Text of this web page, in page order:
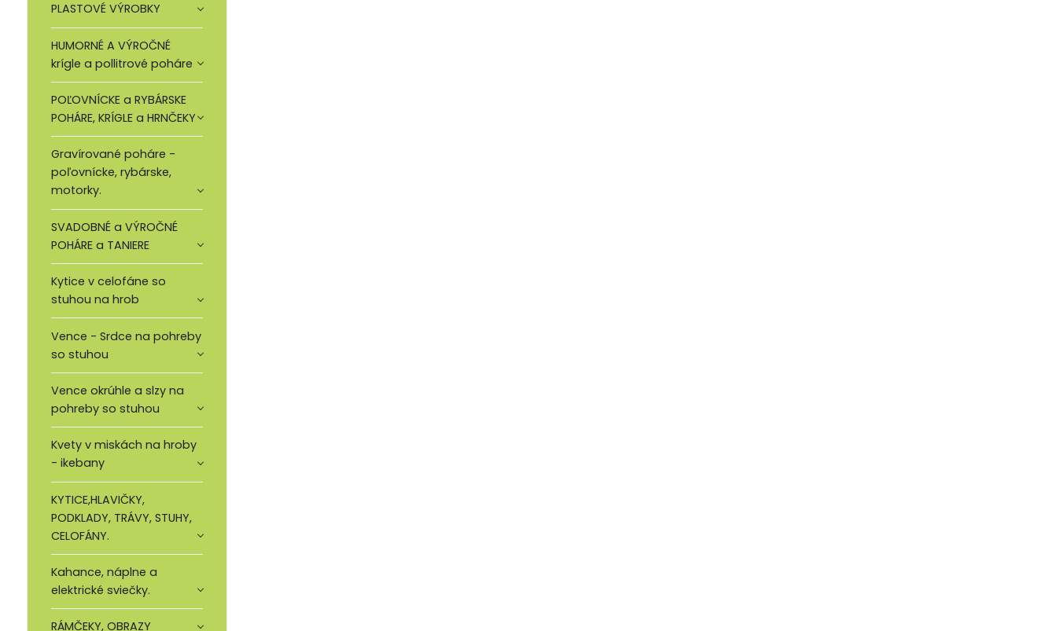
PLASTOVÉ VÝROBKY
HUMORNÉ A VÝROČNÉ
krígle a pollitrové poháre
POĽOVNÍCKE a RYBÁRSKE
POHÁRE, KRÍGLE a HRNČEKY
Gravírované poháre -
poľovnícke, rybárske,
motorky.
SVADOBNÉ a VÝROČNÉ
POHÁRE a TANIERE
Kytice v celofáne so
stuhou na hrob
Vence - Srdce na pohreby
so stuhou
Vence okrúhle a slzy na
pohreby so stuhou
Kvety v miskách na hroby
- ikebany
KYTICE,HLAVIČKY,
PODKLADY, TRÁVY, STUHY,
CELOFÁNY.
Kahance, náplne a
elektrické sviečky.
RÁMČEKY, OBRAZY